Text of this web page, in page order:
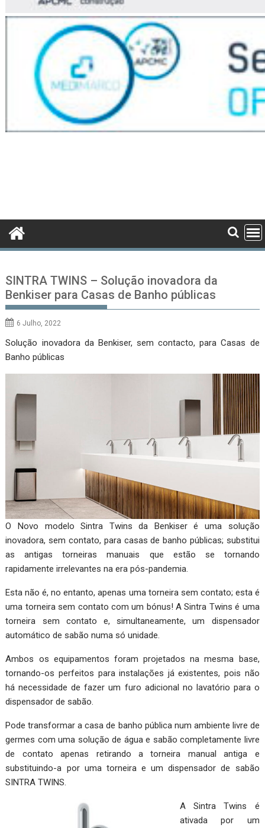
SINTRA TWINS – Solução inovadora da
Benkiser para Casas de Banho públicas
6 Julho, 2022
Solução inovadora da Benkiser, sem contacto, para Casas de
Banho públicas
O Novo modelo Sintra Twins da Benkiser é uma solução
inovadora, sem contato, para casas de banho públicas; substitui
as antigas torneiras manuais que estão se tornando
rapidamente irrelevantes na era pós-pandemia.
Esta não é, no entanto, apenas uma torneira sem contato; esta é
uma torneira sem contato com um bónus! A Sintra Twins é uma
torneira sem contato e, simultaneamente, um dispensador
automático de sabão numa só unidade.
Ambos os equipamentos foram projetados na mesma base,
tornando-os perfeitos para instalações já existentes, pois não
há necessidade de fazer um furo adicional no lavatório para o
dispensador de sabão.
Pode transformar a casa de banho pública num ambiente livre de
germes com uma solução de água e sabão completamente livre
de contato apenas retirando a torneira manual antiga e
substituindo-a por uma torneira e um dispensador de sabão
SINTRA TWINS.
A Sintra Twins é
ativada por um